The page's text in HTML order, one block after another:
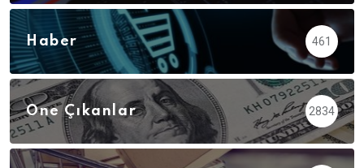
Haber 461
Öne Çıkanlar 2834